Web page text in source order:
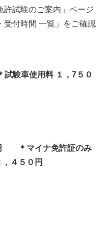
許試験のご案内」ページ
受付時間 一覧」をご確認
験車使用料 １，7５０
＊マイナ免許証のみ
４５０円